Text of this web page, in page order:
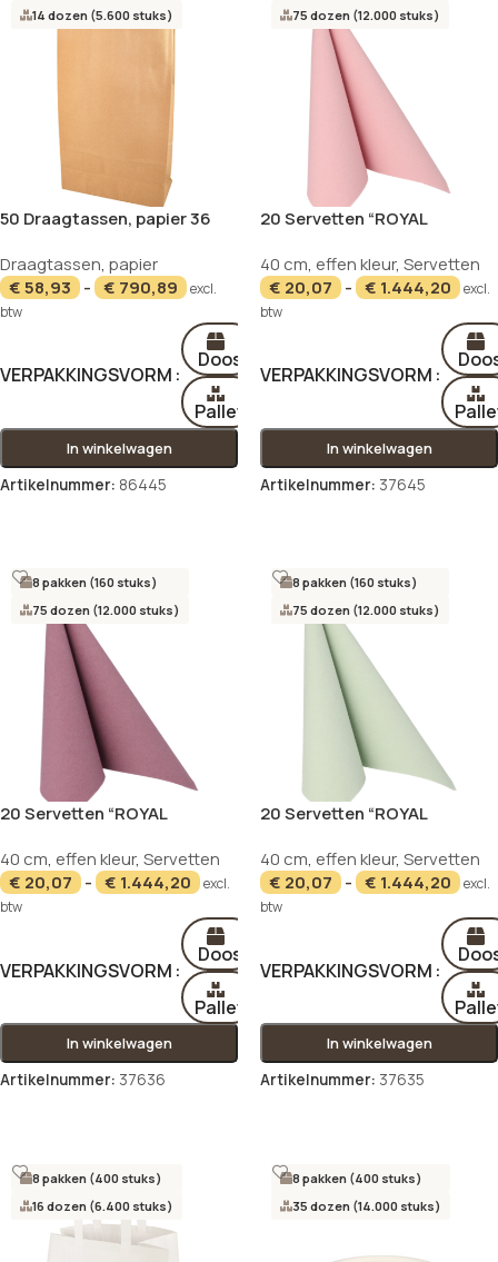
14 dozen (5.600 stuks)
50 Draagtassen, papier 36
handvaten
Draagtassen, papier
€58,93 - € 790,89
excl.
btw
VERPAKKINGSVORM
Doos
Pallet
In winkelwagen
Artikelnummer: 86445
75 dozen (12.000 stuks)
20 Servetten “ROYAL
40 cm lichtroze
40 cm, effen kleur, Servetten
€ 20,07 - € 1.444,20
excl.
btw
VERPAKKINGSVORM
In winkelwagen
Artikelnummer: 37645
8 pakken (160 stuks)
75 dozen (12.000 stuks)
20 Servetten “ROYAL
40 cm pruim
40 cm, effen kleur, Servetten
€ 20,07 - € 1.444,20
excl.
btw
VERPAKKINGSVORM
Doos
Pallet
In winkelwagen
Artikelnummer: 37636
8 pakken (160 stuks)
75 dozen (12.000 stuks)
20 Servetten “ROYAL
40 cm jade groen
40 cm, effen kleur, Servetten
€ 20,07 - € 1.444,20
excl.
btw
VERPAKKINGSVORM
In winkelwagen
Artikelnummer: 37635
8 pakken (400 stuks)
16 dozen (6.400 stuks)
8 pakken (400 stuks)
35 dozen (14.000 stuks)